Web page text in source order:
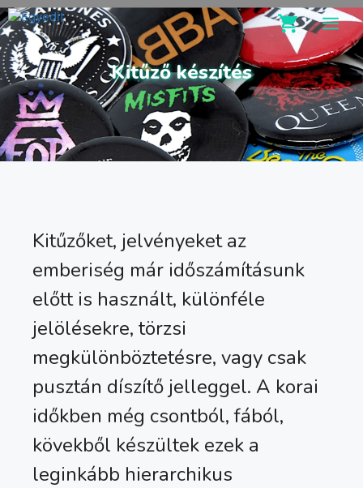
Kilépés
a
tartalomba
Kitűző készítés
Kitűzőket, jelvényeket az
emberiség már időszámításunk
előtt is használt, különféle
jelölésekre, törzsi
megkülönböztetésre, vagy csak
pusztán díszítő jelleggel. A korai
időkben még csontból, fából,
kövekből készültek ezek a
leginkább hierarchikus